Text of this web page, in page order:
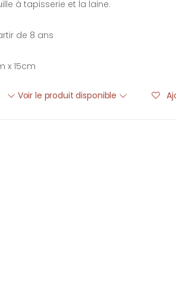
à tapisserie et la laine.
de 8 ans
x 15cm
Voir le produit disponible